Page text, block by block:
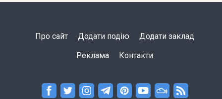
Про сайт Додати подію Додати заклад
Реклама Контакти